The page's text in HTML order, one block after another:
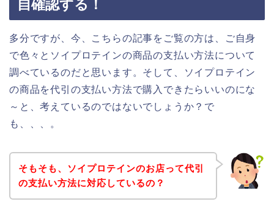
自確認する！
多分ですが、今、こちらの記事をご覧の方は、ご自身
で色々とソイプロテインの商品の支払い方法について
調べているのだと思います。そして、ソイプロテイン
の商品を代引の支払い方法で購入できたらいいのにな
～と、考えているのではないでしょうか？で
も、、、。
そもそも、ソイプロテインのお店って代引
の支払い方法に対応しているの？